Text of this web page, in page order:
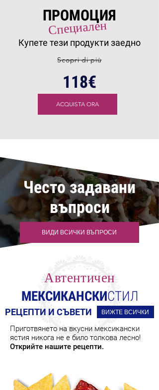
ПРОМОЦИЯ
Специален
Купете тези продукти заедно
Scopri di più
118€
ACQUISTA ORA
Често задавани
въпроси
ВИДИ ВСИЧКИ ВЪПРОСИ
Автентичен
МЕКСИКАНСКИСТИЛ
РЕЦЕПТИ И СЪВЕТИ ВИЖТЕ ВСИЧКИ
Приготвянето на вкусни мексикански
ястия никога не е било толкова лесно!
Открийте нашите рецепти.